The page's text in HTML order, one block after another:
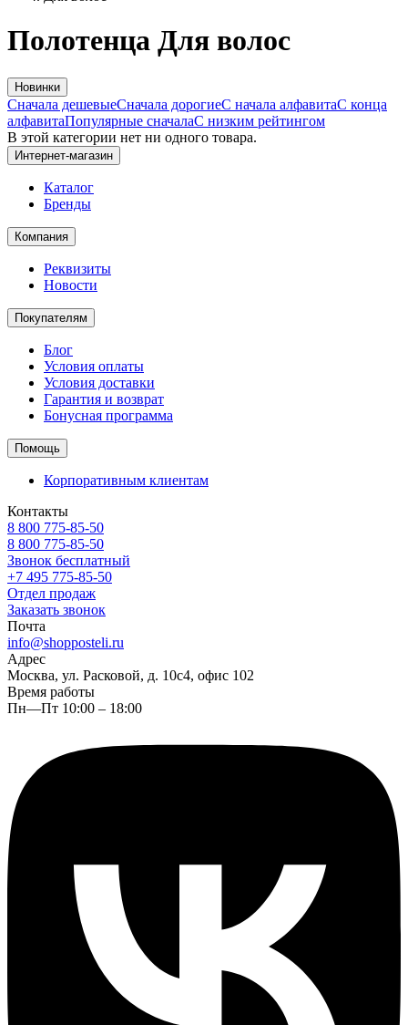
Полотенца Для волос
Новинки
Сначала дешевыеСначала дорогиеС начала алфавитаС конца
алфавитаПопулярные сначалаС низким рейтингом
В этой категории нет ни одного товара.
Интернет-магазин
Каталог
Бренды
Компания
Реквизиты
Новости
Покупателям
Блог
Условия оплаты
Условия доставки
Гарантия и возврат
Бонусная программа
Помощь
Корпоративным клиентам
Контакты
8 800 775-85-50
8 800 775-85-50
Звонок бесплатный
+7 495 775-85-50
Отдел продаж
Заказать звонок
Почта
info@shopposteli.ru
Адрес
Москва, ул. Расковой, д. 10с4, офис 102
Время работы
Пн—Пт 10:00 – 18:00